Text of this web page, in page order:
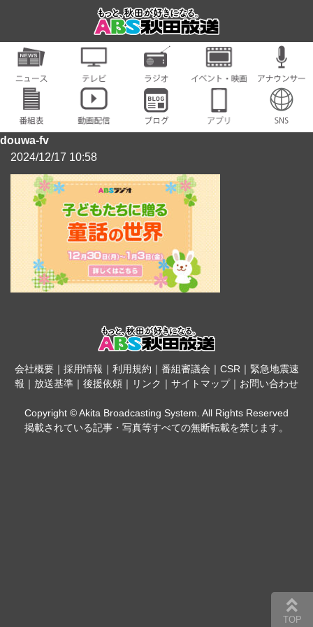
douwa-fv
2024/12/17 10:58
会社概要｜ 採用情報 ｜ 利用規約 ｜ 番組審議会 ｜ CSR｜ 緊急地震速
報 ｜ 放送基準 ｜ 後援依頼 ｜ リンク ｜ サイトマップ｜ お問い合わせ
Copyright © Akita Broadcasting System. All Rights Reserved
掲載されている記事・写真等すべての無断転載を禁じます。